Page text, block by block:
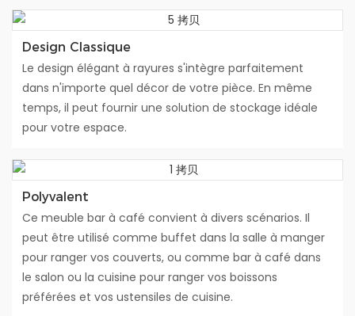
Design Classique
Le design élégant à rayures s'intègre parfaitement
dans n'importe quel décor de votre pièce. En même
temps, il peut fournir une solution de stockage idéale
pour votre espace.
Polyvalent
Ce meuble bar à café convient à divers scénarios. Il
peut être utilisé comme buffet dans la salle à manger
pour ranger vos couverts, ou comme bar à café dans
le salon ou la cuisine pour ranger vos boissons
préférées et vos ustensiles de cuisine.